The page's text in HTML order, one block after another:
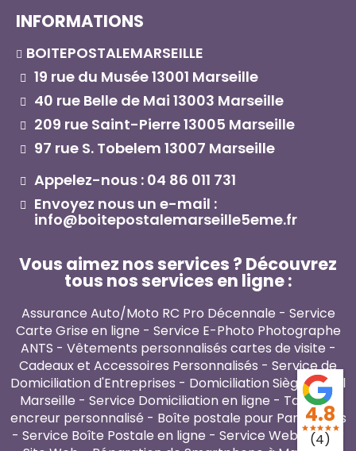
INFORMATIONS
BOITEPOSTALEMARSEILLE
19 rue du Musée 13001 Marseille
40 rue Belle de Mai 13003 Marseille
209 rue Saint-Pierre 13005 Marseille
97 rue S. Tobelem 13007 Marseille
Appelez-nous : 04 86 011 731
Envoyez nous un e-mail :
info@boitepostalemarseille5eme.fr
Vous aimez nos services ? Découvrez
tous nos services en ligne :
Assurance Auto/Moto RC Pro Décennale - Service
Carte Grise en ligne - Service E-Photo Photographe
ANTS - Vêtements personnalisés cartes de visite -
Cadeaux et Accessoires Personnalisés - Service de
Domiciliation d'Entreprises - Domiciliation Siège Social
Marseille - Service Domiciliation en ligne - Tampon
encreur personnalisé - Boîte postale pour Particuliers
- Service Boîte Postale en ligne - Service Webmaster
4.8
star starstar star star
(4)